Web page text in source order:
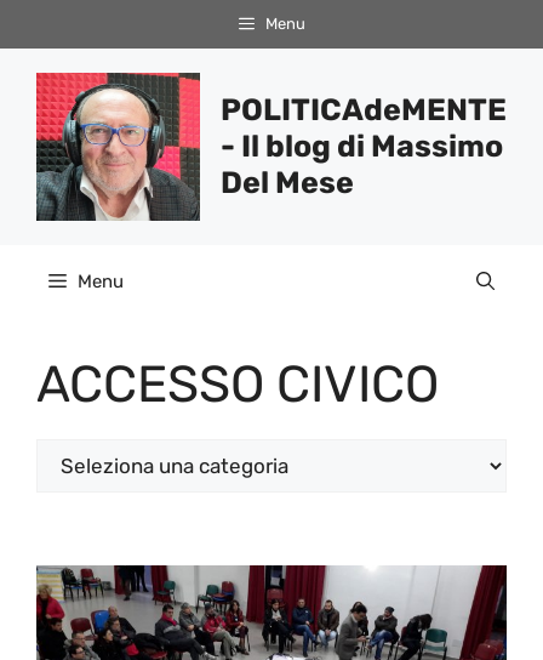
al
contenuto
Menu
POLITICAdeMENTE
- Il blog di Massimo
Del Mese
Menu
ACCESSO CIVICO
Categorie